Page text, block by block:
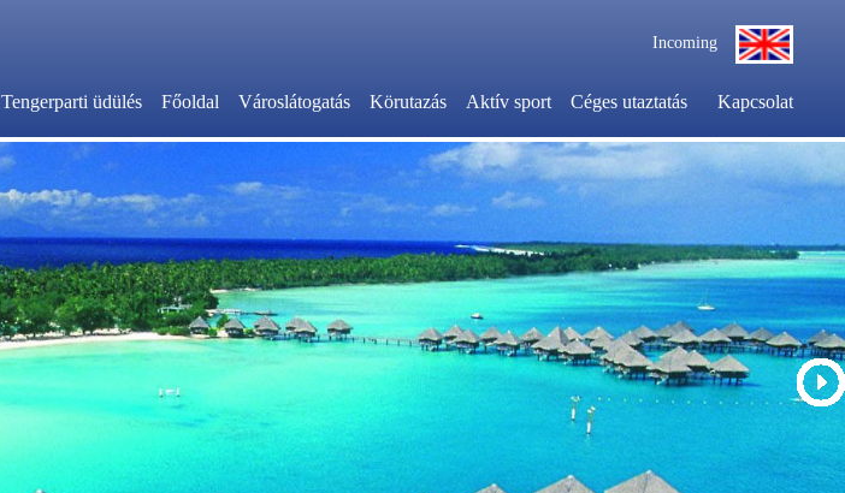
Incoming
Tengerparti üdülés Főoldal Városlátogatás Körutazás Aktív sport Céges utaztatás Kapcsolat